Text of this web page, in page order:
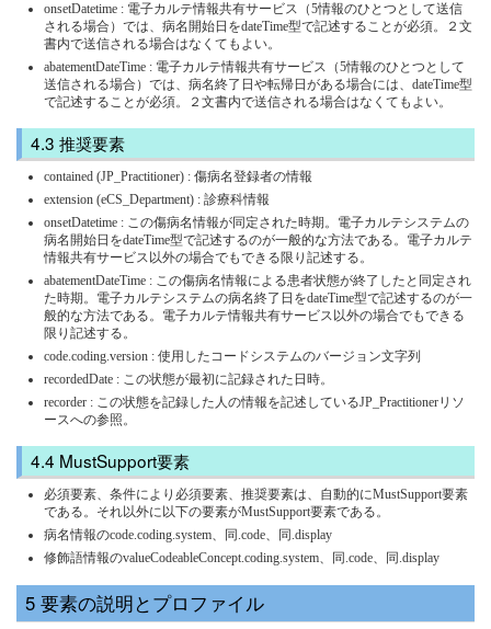
onsetDatetime : 電子カルテ情報共有サービス（5情報のひとつとして送信
される場合）では、病名開始日をdateTime型で記述することが必須。２文
書内で送信される場合はなくてもよい。
abatementDateTime : 電子カルテ情報共有サービス（5情報のひとつとして
送信される場合）では、病名終了日や転帰日がある場合には、dateTime型
で記述することが必須。２文書内で送信される場合はなくてもよい。
推奨要素
contained (JP_Practitioner) : 傷病名登録者の情報
extension (eCS_Department) : 診療科情報
onsetDatetime : この傷病名情報が同定された時期。電子カルテシステムの
病名開始日をdateTime型で記述するのが一般的な方法である。電子カルテ
情報共有サービス以外の場合でもできる限り記述する。
abatementDateTime : この傷病名情報による患者状態が終了したと同定され
た時期。電子カルテシステムの病名終了日をdateTime型で記述するのが一
般的な方法である。電子カルテ情報共有サービス以外の場合でもできる
限り記述する。
code.coding.version : 使用したコードシステムのバージョン文字列
recordedDate : この状態が最初に記録された日時。
recorder : この状態を記録した人の情報を記述しているJP_Practitionerリソ
ースへの参照。
MustSupport要素
必須要素、条件により必須要素、推奨要素は、自動的にMustSupport要素
である。それ以外に以下の要素がMustSupport要素である。
病名情報のcode.coding.system、同.code、同.display
修飾語情報のvalueCodeableConcept.coding.system、同.code、同.display
要素の説明とプロファイル